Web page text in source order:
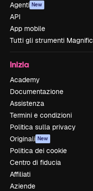
Agenti New
API
App mobile
Tutti gli strumenti Magnific
Inizia
Academy
Documentazione
Assistenza
Termini e condizioni
Politica sulla privacy
Originali New
Politica dei cookie
Centro di fiducia
Affiliati
Aziende